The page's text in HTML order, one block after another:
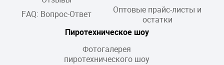
FAQ: Вопрос-Ответ
Оптовые прайс-листы и
остатки
Пиротехническое шоу
Фотогалерея
пиротехнического шоу